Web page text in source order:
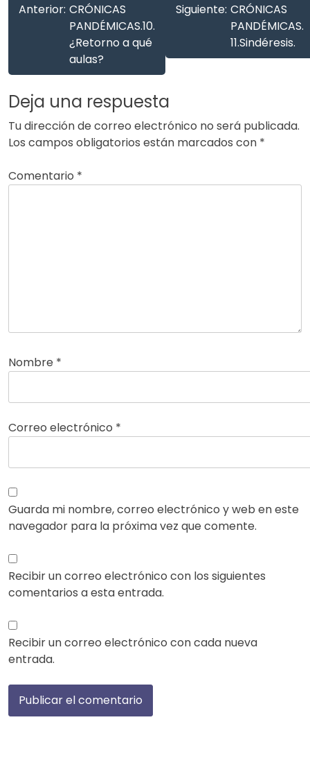
Anterior: CRÓNICAS
PANDÉMICAS.10.
¿Retorno a qué
aulas?
Siguiente: CRÓNICAS
PANDÉMICAS.
11.Sindéresis.
Deja una respuesta
Tu dirección de correo electrónico no será publicada.
Los campos obligatorios están marcados con *
Comentario *
Nombre *
Correo electrónico *
Guarda mi nombre, correo electrónico y web en este
navegador para la próxima vez que comente.
Recibir un correo electrónico con los siguientes
comentarios a esta entrada.
Recibir un correo electrónico con cada nueva
entrada.